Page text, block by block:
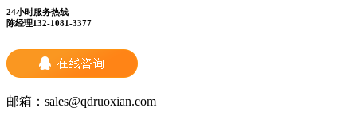
24小时服务热线
陈经理132-1081-3377
邮箱： sales@qdruoxian.com